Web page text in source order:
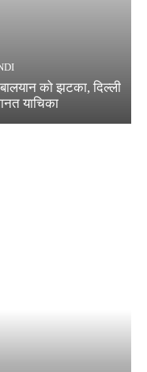
को झटका, दिल्ली
याचिका